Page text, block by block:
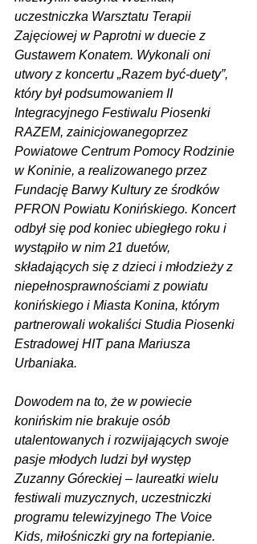
uczestniczka Warsztatu Terapii
Zajęciowej w Paprotni w duecie z
Gustawem Konatem. Wykonali oni
utwory z koncertu „Razem być-duety”,
który był podsumowaniem II
Integracyjnego Festiwalu Piosenki
RAZEM, zainicjowanegoprzez
Powiatowe Centrum Pomocy Rodzinie
w Koninie, a realizowanego przez
Fundację Barwy Kultury ze środków
PFRON Powiatu Konińskiego. Koncert
odbył się pod koniec ubiegłego roku i
wystąpiło w nim 21 duetów,
składających się z dzieci i młodzieży z
niepełnosprawnościami z powiatu
konińskiego i Miasta Konina, którym
partnerowali wokaliści Studia Piosenki
Estradowej HIT pana Mariusza
Urbaniaka.
Dowodem na to, że w powiecie
konińskim nie brakuje osób
utalentowanych i rozwijających swoje
pasje młodych ludzi był występ
Zuzanny Góreckiej – laureatki wielu
festiwali muzycznych, uczestniczki
programu telewizyjnego The Voice
Kids, miłośniczki gry na fortepianie.